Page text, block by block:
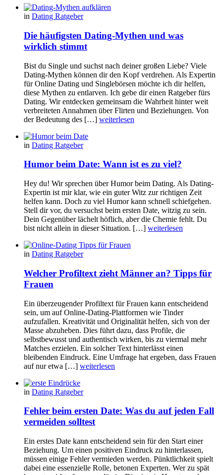
in Dating Ratgeber
Die häufigsten Dating-Mythen und was
wirklich stimmt
Bist du Single und suchst nach deiner großen Liebe? Viele
Dating-Mythen können dir den Kopf verdrehen. Als Expertin
für Online Dating und Singlebörsen möchte ich dir helfen,
diese Mythen zu entlarven. Ich gebe dir einen Ratgeber fürs
Dating. Wir entdecken gemeinsam die Wahrheit hinter weit
verbreiteten Annahmen über Flirten und Beziehungen. Von
der Bedeutung des […] weiterlesen
in Dating Ratgeber
Humor beim Date: Wann ist es zu viel?
Hey du! Wir sprechen über Humor beim Dating. Als Dating-
Expertin ist mir klar, wie ein guter Witz zur richtigen Zeit
helfen kann. Doch zu viel Humor kann schnell schiefgehen.
Stell dir vor, du versuchst beim ersten Date, witzig zu sein.
Dein Gegenüber lächelt höflich, aber die Chemie fehlt. Du
bist nicht allein in dieser Situation. […] weiterlesen
in Dating Ratgeber
Welcher Profiltext zieht Männer an? Tipps für
Frauen
Ein überzeugender Profiltext für Frauen kann entscheidend
sein, um auf Online-Dating-Plattformen wie Tinder
aufzufallen. Kreativität und Originalität helfen, sich von der
Masse abzuheben. Dies führt dazu, dass Profile, die
selbstbewusst und authentisch wirken, bis zu viermal mehr
Matches erzielen. Ein solcher Text hinterlässt einen
bleibenden Eindruck. Eine Umfrage hat ergeben, dass Frauen
auf nur etwa […] weiterlesen
in Dating Ratgeber
Fehler beim ersten Date: Was du auf jeden Fall
vermeiden solltest
Ein erstes Date kann entscheidend sein für den Start einer
Beziehung. Um einen positiven Eindruck zu hinterlassen,
müssen einige Fehler vermieden werden. Pünktlichkeit spielt
dabei eine essenzielle Rolle, betonen Experten. Wer zu spät